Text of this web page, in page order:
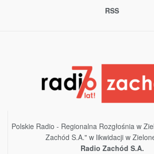
RSS
Polskie Radio - Regionalna Rozgłośnia w
Zachód S.A." w likwidacji w
Radio Zachód S.A.